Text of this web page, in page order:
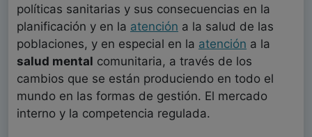
políticas sanitarias y sus consecuencias en la
planificación y en la atención a la salud de las
poblaciones, y en especial en la atención a la
salud mental comunitaria, a través de los
cambios que se están produciendo en todo el
mundo en las formas de gestión. El mercado
interno y la competencia regulada.